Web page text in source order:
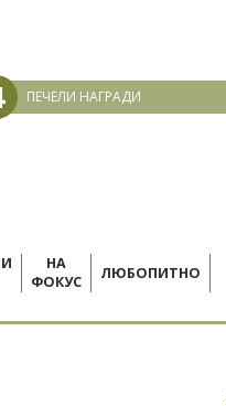
ПЕЧЕЛИ НАГРАДИ
НА
ФОКУС
ЛЮБОПИТНО